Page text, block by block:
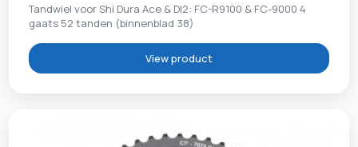
Tandwiel voor Shi Dura Ace & DI2: FC-R9100 & FC-9000 4
gaats 52 tanden (binnenblad 38)
View product